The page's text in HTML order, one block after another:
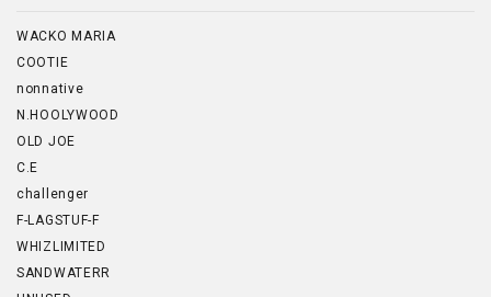
WACKO MARIA
COOTIE
nonnative
N.HOOLYWOOD
OLD JOE
C.E
challenger
F-LAGSTUF-F
WHIZLIMITED
SANDWATERR